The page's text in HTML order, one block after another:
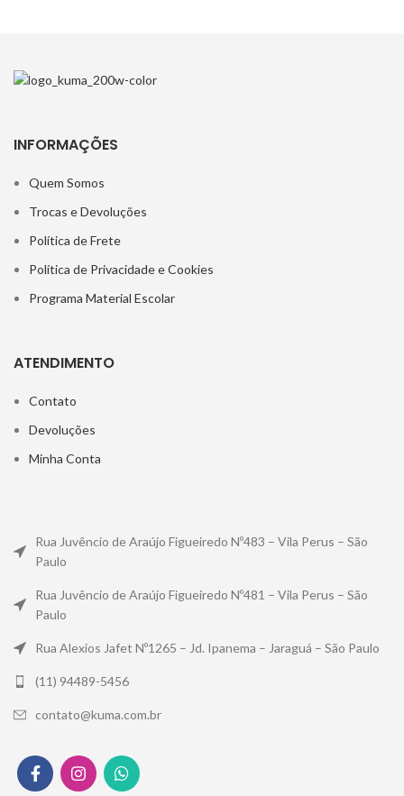
INFORMAÇÕES
Quem Somos
Trocas e Devoluções
Política de Frete
Política de Privacidade e Cookies
Programa Material Escolar
ATENDIMENTO
Contato
Devoluções
Minha Conta
Rua Juvêncio de Araújo Figueiredo Nº483 – Vila Perus – São
Paulo
Rua Juvêncio de Araújo Figueiredo Nº481 – Vila Perus – São
Paulo
Rua Alexios Jafet Nº1265 – Jd. Ipanema – Jaraguá – São Paulo
(11) 94489-5456
contato@kuma.com.br